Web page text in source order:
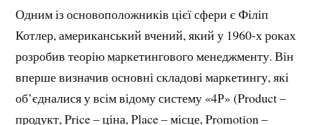
Одним із основоположників цієї сфери є Філіп
Котлер, американський вчений, який у 1960-х роках
розробив теорію маркетингового менеджменту. Він
вперше визначив основні складові маркетингу, які
об’єдналися у всім відому систему «4Р» (Product –
продукт, Price – ціна, Place – місце, Promotion –